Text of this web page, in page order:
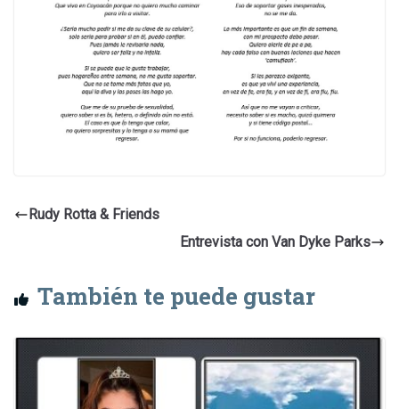
Rudy Rotta & Friends
Entrevista con Van Dyke Parks
También te puede gustar